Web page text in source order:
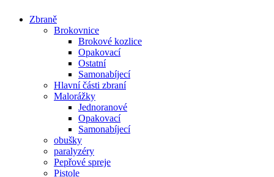
Zbraně
Brokovnice
Brokové kozlice
Opakovací
Ostatní
Samonabíjecí
Hlavní části zbraní
Malorážky
Jednoranové
Opakovací
Samonabíjecí
obušky
paralyzéry
Pepřové spreje
Pistole